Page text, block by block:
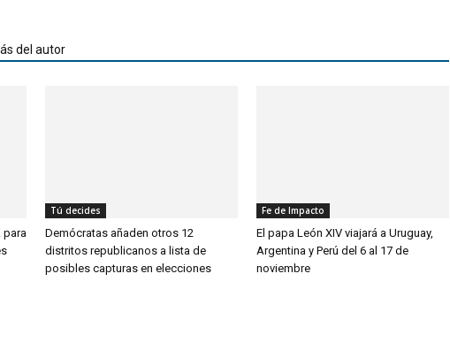
del autor
para
Tú decides
Demócratas añaden otros 12
distritos republicanos a lista de
posibles capturas en elecciones
Fe de Impacto
El papa León XIV viajará a Uruguay,
Argentina y Perú del 6 al 17 de
noviembre